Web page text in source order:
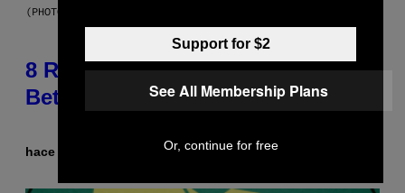
(PHOTO BY EBET ROBERTS/REDFERNS)
8 R&B Covers That Might Just Be
Better Than the Originals
hace 2 horas Caleb Catlin
Support for $2
See All Membership Plans
Or, continue for free